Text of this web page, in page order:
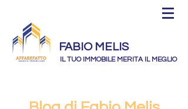
FABIO MELIS
IL TUO IMMOBILE MERITA IL MEGLIO